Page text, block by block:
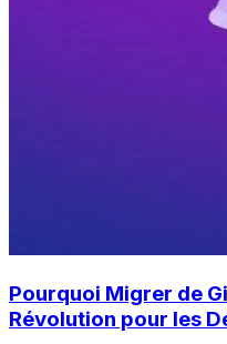
Pourquoi Migrer de
Révolution pour les